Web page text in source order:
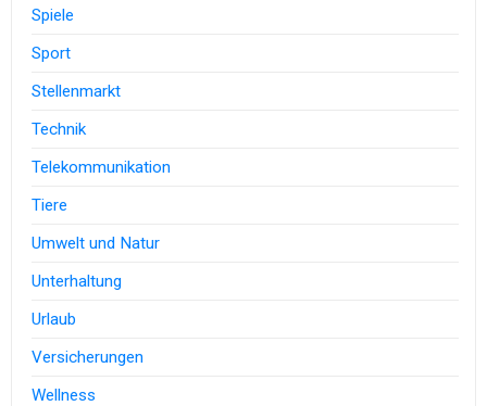
Spiele
Sport
Stellenmarkt
Technik
Telekommunikation
Tiere
Umwelt und Natur
Unterhaltung
Urlaub
Versicherungen
Wellness